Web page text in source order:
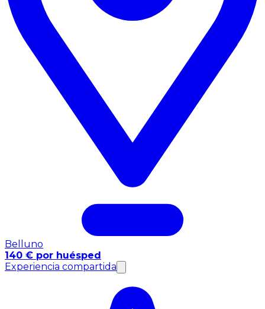
Belluno
140 € por huésped
Experiencia compartida